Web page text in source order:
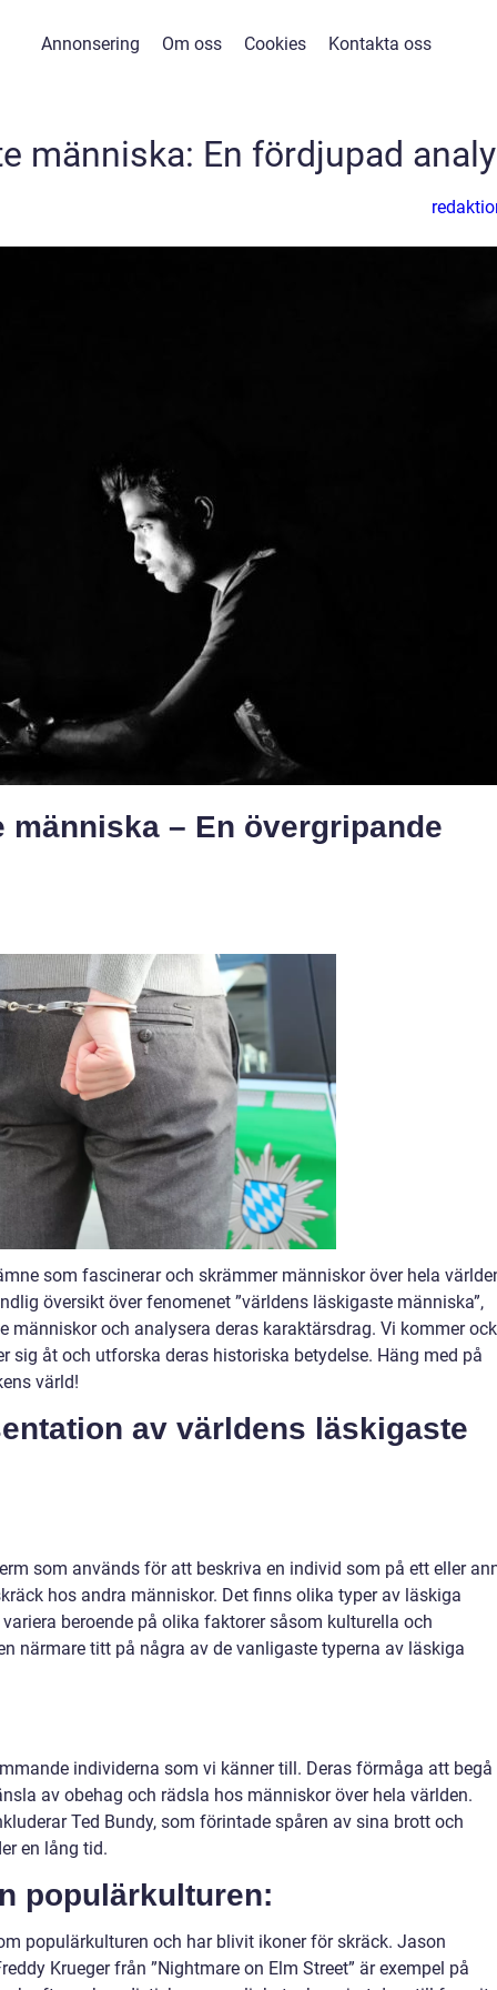
Annonsering Om oss Cookies Kontakta oss
människa: En fördjupad
– En övergripande
som fascinerar och skrämmer människor över hela
översikt över fenomenet ”världens läskigaste människa”,
människor och analysera deras karaktärsdrag. Vi kommer
sig åt och utforska deras historiska betydelse. Häng med på
värld!
av världens läskigaste
som används för att beskriva en individ som på ett eller
hos andra människor. Det finns olika typer av läskiga
beroende på olika faktorer såsom kulturella och
närmare titt på några av de vanligaste typerna av läskiga
individerna som vi känner till. Deras förmåga att begå
av obehag och rädsla hos människor över hela världen.
Ted Bundy, som förintade spåren av sina brott och
en lång tid.
populärkulturen:
populärkulturen och har blivit ikoner för skräck. Jason
Krueger från ”Nightmare on Elm Street” är exempel på